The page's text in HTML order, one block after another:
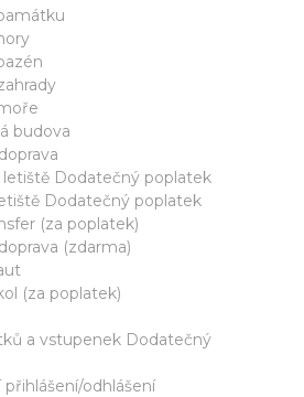
budova
letiště Dodatečný poplatek
Dodatečný poplatek
(za poplatek)
(zdarma)
(za poplatek)
a vstupenek Dodatečný
přihlášení/odhlášení